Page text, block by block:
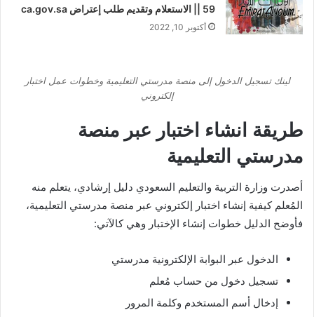
59 || الاستعلام وتقديم طلب إعتراض ca.gov.sa
أكتوبر 10, 2022
لينك تسجيل الدخول إلى منصة مدرستي التعليمية وخطوات عمل اختبار
إلكتروني
طريقة انشاء اختبار عبر منصة
مدرستي التعليمية
أصدرت وزارة التربية والتعليم السعودي دليل إرشادي، يتعلم منه
المُعلم كيفية إنشاء اختبار إلكتروني عبر منصة مدرستي التعليمية،
فأوضح الدليل خطوات إنشاء اﻹختبار وهي كاﻵتي:
الدخول عبر البوابة اﻹلكترونية مدرستي
تسجيل دخول من حساب مُعلم
إدخال أسم المستخدم وكلمة المرور